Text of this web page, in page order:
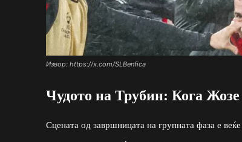
Извор: https://x.com/SLBenfica
Чудото на Трубин: Кога
Сцената од завршницата на групната фаза е